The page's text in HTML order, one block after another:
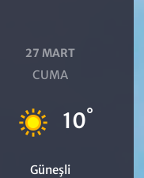
27 MART
CUMA
10°
Güneşli